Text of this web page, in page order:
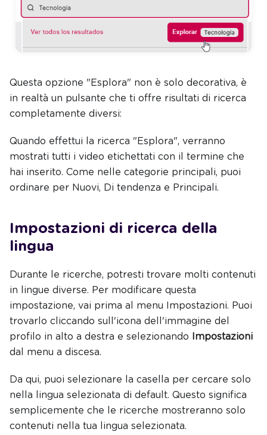
Questa opzione "Esplora" non è solo decorativa, è
in realtà un pulsante che ti offre risultati di ricerca
completamente diversi:
Quando effettui la ricerca "Esplora", verranno
mostrati tutti i video etichettati con il termine che
hai inserito. Come nelle categorie principali, puoi
ordinare per Nuovi, Di tendenza e Principali.
Impostazioni di ricerca della
lingua
Durante le ricerche, potresti trovare molti contenuti
in lingue diverse. Per modificare questa
impostazione, vai prima al menu Impostazioni. Puoi
trovarlo cliccando sull'icona dell'immagine del
profilo in alto a destra e selezionando Impostazioni
dal menu a discesa.
Da qui, puoi selezionare la casella per cercare solo
nella lingua selezionata di default. Questo significa
semplicemente che le ricerche mostreranno solo
contenuti nella tua lingua selezionata.